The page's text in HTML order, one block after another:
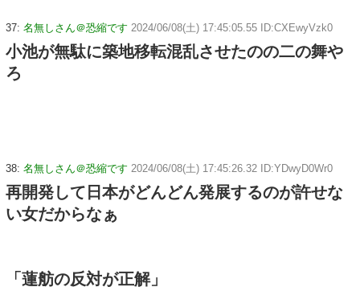
37: 名無しさん＠恐縮です 2024/06/08(土) 17:45:05.55 ID:CXEwyVzk0
小池が無駄に築地移転混乱させたのの二の舞や
ろ
38: 名無しさん＠恐縮です 2024/06/08(土) 17:45:26.32 ID:YDwyD0Wr0
再開発して日本がどんどん発展するのが許せな
い女だからなぁ
「蓮舫の反対が正解」